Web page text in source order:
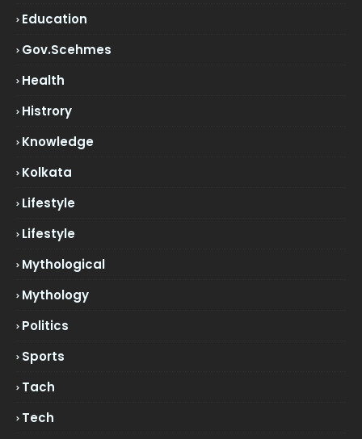
Education
Gov.scehmes
Health
Histrory
Knowledge
Kolkata
Lifestyle
Lifestyle
Mythological
Mythology
Politics
Sports
Tach
Tech